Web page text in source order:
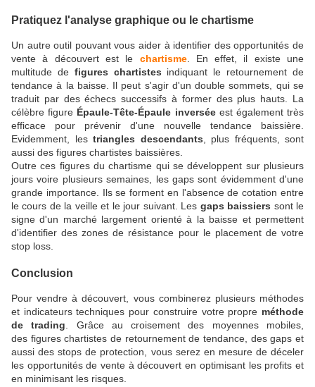
Pratiquez l'analyse graphique ou le chartisme
Un autre outil pouvant vous aider à identifier des opportunités de
vente à découvert est le chartisme. En effet, il existe une
multitude de figures chartistes indiquant le retournement de
tendance à la baisse. Il peut s'agir d'un double sommets, qui se
traduit par des échecs successifs à former des plus hauts. La
célèbre figure Épaule-Tête-Épaule inverséeest également très
efficace pour prévenir d'une nouvelle tendance baissière.
Evidemment, les triangles descendants , plus fréquents, sont
aussi des figures chartistes baissières.
Outre ces figures du chartisme qui se développent sur plusieurs
jours voire plusieurs semaines, les gaps sont évidemment d'une
grande importance. Ils se forment en l'absence de cotation entre
le cours de la veille et le jour suivant. Les gaps baissiers sont le
signe d'un marché largement orienté à la baisse et permettent
d'identifier des zones de résistance pour le placement de votre
stop loss.
Conclusion
Pour vendre à découvert, vous combinerez plusieurs méthodes
et indicateurs techniques pour construire votre propre méthode
de trading . Grâce au croisement des moyennes mobiles,
des figures chartistes de retournement de tendance, des gaps et
aussi des stops de protection, vous serez en mesure de déceler
les opportunités de vente à découvert en optimisant les profits et
en minimisant les risques.